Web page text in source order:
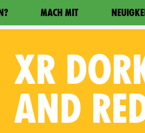
MACH MIT
XR
AND